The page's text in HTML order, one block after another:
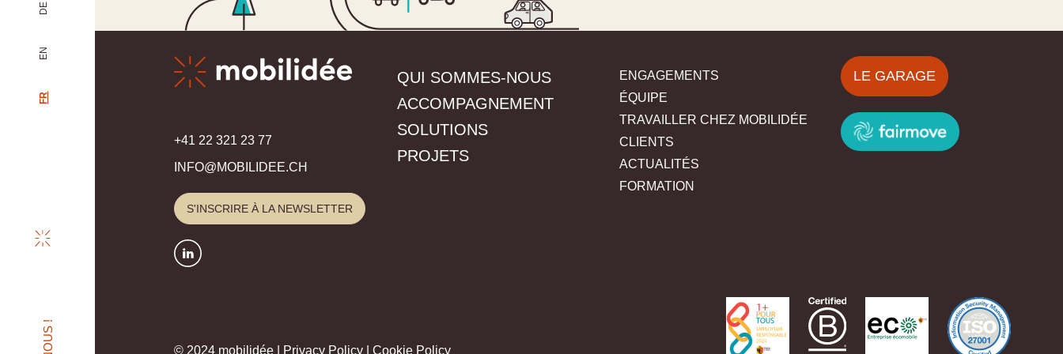
FR
EN
DE
+41 22 321 23 77
INFO@MOBILIDEE.CH
S'INSCRIRE À LA NEWSLETTER
QUI SOMMES-NOUS
ACCOMPAGNEMENT
SOLUTIONS
PROJETS
ENGAGEMENTS
ÉQUIPE
TRAVAILLER CHEZ MOBILIDÉE
CLIENTS
ACTUALITÉS
FORMATION
LE GARAGE
© 2024 mobilidée | Privacy Policy Cookie Policy